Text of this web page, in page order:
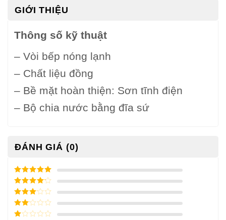
GIỚI THIỆU
Thông số kỹ thuật
– Vòi bếp nóng lạnh
– Chất liệu đồng
– Bề mặt hoàn thiện: Sơn tĩnh điện
– Bộ chia nước bằng đĩa sứ
ĐÁNH GIÁ (0)
5/ 5 điểm
4/ 5
điểm
3/ 5
điểm
2/